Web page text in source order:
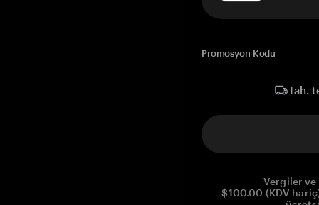
Promosyon Kodu
Tah.
Vergiler
$100.00 (KDV